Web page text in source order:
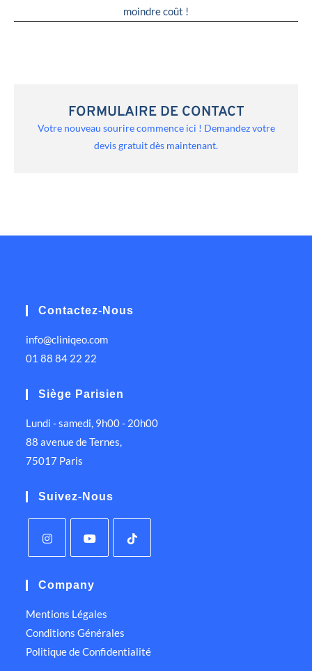
moindre coût !
FORMULAIRE DE CONTACT
Votre nouveau sourire commence ici ! Demandez votre
devis gratuit dès maintenant.
Contactez-Nous
info@cliniqeo.com
01 88 84 22 22
Siège Parisien
Lundi - samedi, 9h00 - 20h00
88 avenue de Ternes,
75017 Paris
Suivez-Nous
Company
Mentions Légales
Conditions Générales
Politique de Confidentialité